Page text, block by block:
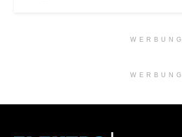
WERBUNG
WERBUNG